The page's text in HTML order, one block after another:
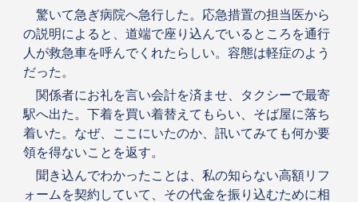
驚いて急ぎ病院へ急行した。応急措置の担当医から
の説明によると、道端で座り込んでいるところを通行
人が救急車を呼んでくれたらしい。容態は軽症のよう
だった。
関係者にお礼を言い会計を済ませ、タクシーで最寄
駅へ出た。下着を買い着替えてもらい、そば屋に落ち
着いた。なぜ、ここにいたのか、訊いてみても何か要
領を得ないことを返す。
聞き込んでわかったことは、私の知らない高額リフ
ォームを契約していて、その代金を振り込むために相